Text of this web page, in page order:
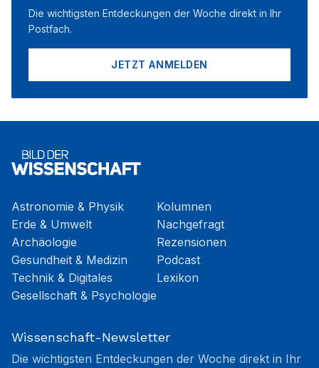
Die wichtigsten Entdeckungen der Woche direkt in Ihr
Postfach.
JETZT ANMELDEN
Astronomie & Physik
Erde & Umwelt
Archäologie
Gesundheit & Medizin
Technik & Digitales
Gesellschaft & Psychologie
Kolumnen
Nachgefragt
Rezensionen
Podcast
Lexikon
Wissenschaft-Newsletter
Die wichtigsten Entdeckungen der Woche direkt in Ihr